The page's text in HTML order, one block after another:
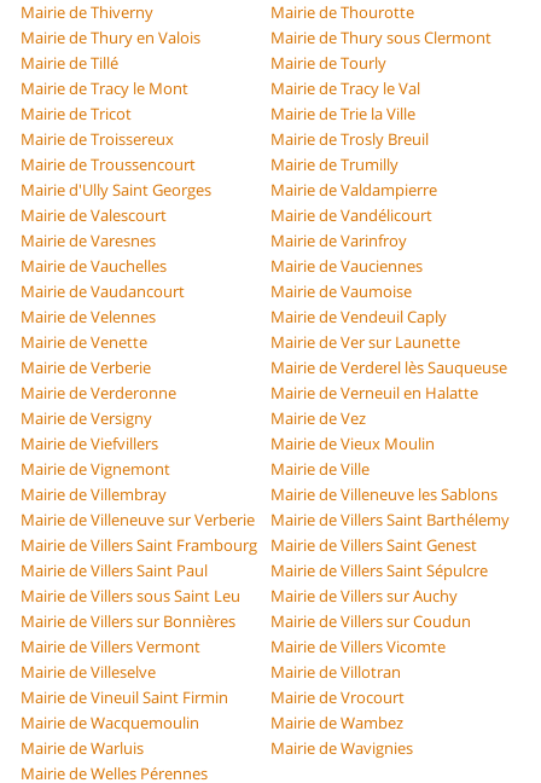
Mairie de Thiverny
Mairie de Thourotte
Mairie de Thury en Valois
Mairie de Thury sous Clermont
Mairie de Tillé
Mairie de Tourly
Mairie de Tracy le Mont
Mairie de Tracy le Val
Mairie de Tricot
Mairie de Trie la Ville
Mairie de Troissereux
Mairie de Trosly Breuil
Mairie de Troussencourt
Mairie de Trumilly
Mairie d'Ully Saint Georges
Mairie de Valdampierre
Mairie de Valescourt
Mairie de Vandélicourt
Mairie de Varesnes
Mairie de Varinfroy
Mairie de Vauchelles
Mairie de Vauciennes
Mairie de Vaudancourt
Mairie de Vaumoise
Mairie de Velennes
Mairie de Vendeuil Caply
Mairie de Venette
Mairie de Ver sur Launette
Mairie de Verberie
Mairie de Verderel lès Sauqueuse
Mairie de Verderonne
Mairie de Verneuil en Halatte
Mairie de Versigny
Mairie de Vez
Mairie de Viefvillers
Mairie de Vieux Moulin
Mairie de Vignemont
Mairie de Ville
Mairie de Villembray
Mairie de Villeneuve les Sablons
Mairie de Villeneuve sur Verberie
Mairie de Villers Saint Barthélemy
Mairie de Villers Saint Frambourg
Mairie de Villers Saint Genest
Mairie de Villers Saint Paul
Mairie de Villers Saint Sépulcre
Mairie de Villers sous Saint Leu
Mairie de Villers sur Auchy
Mairie de Villers sur Bonnières
Mairie de Villers sur Coudun
Mairie de Villers Vermont
Mairie de Villers Vicomte
Mairie de Villeselve
Mairie de Villotran
Mairie de Vineuil Saint Firmin
Mairie de Vrocourt
Mairie de Wacquemoulin
Mairie de Wambez
Mairie de Warluis
Mairie de Wavignies
Mairie de Welles Pérennes